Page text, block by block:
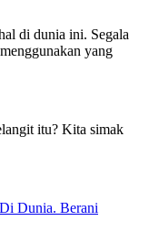
di dunia ini. Segala
yang
itu? Kita simak
Dunia. Berani